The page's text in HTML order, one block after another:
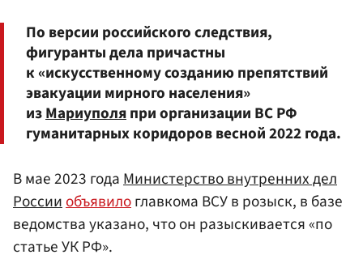
По версии российского следствия,
фигуранты дела причастны
к «искусственному созданию препятствий
эвакуации мирного населения»
изМариуполяпри организации ВС РФ
гуманитарных коридоров весной 2022 года.
В мае 2023 года Министерство внутренних дел
России объявилоглавкома ВСУ в розыск, в базе
ведомства указано, что он разыскивается «по
статье УК РФ».